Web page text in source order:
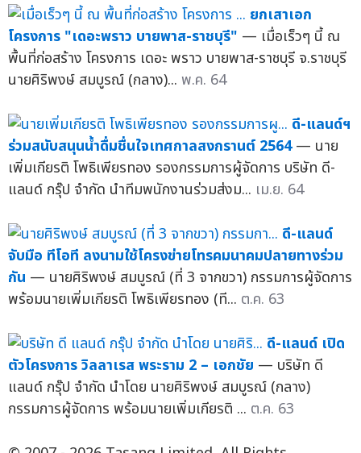
ยกเสาเอก
โครงการ "เดอะพราว บายพาส-ราชบุรี" — เมื่อเร็วๆ นี้ ณ
พื้นที่ก่อสร้าง โครงการ เดอะ พราว บายพาส-ราชบุรี จ.ราชบุรี
นายศิริพงษ์ สมบูรณ์ (กลาง)... พ.ค. 64
ดี-แลนด์ฯ
ร่วมสนับสนุนน้ำดื่มชื่นใจเทศกาลสงกรานต์ 2564 — นาย
เพิ่มเกียรติ โพธิเพียรทอง รองกรรมการผู้จัดการ บริษัท ดี-
แลนด์ กรุ๊ป จำกัด นำทีมพนักงานร่วมส่งม... เม.ย. 64
ดี-แลนด์
จับมือ ทีโอที ลงนามใช้โครงข่ายโทรคมนาคมปลายทางร่วม
กัน — นายศิริพงษ์ สมบูรณ์ (ที่ 3 จากขวา) กรรมการผู้จัดการ
พร้อมนายเพิ่มเกียรติ โพธิเพียรทอง (ที... ต.ค. 63
ดี-แลนด์ เปิด
ตัวโครงการ วิลลาเรส พระราม 2 – เอกชัย — บริษัท ดี
แลนด์ กรุ๊ป จำกัด นำโดย นายศิริพงษ์ สมบูรณ์ (กลาง)
กรรมการผู้จัดการ พร้อมนายเพิ่มเกียรติ ... ต.ค. 63